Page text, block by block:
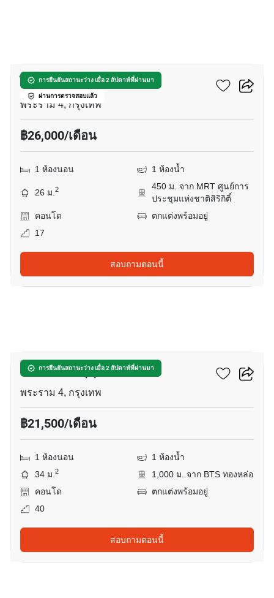
การยืนยันสถานะว่าง เมื่อ 2 สัปดาห์ที่ผ่านมา
ผ่านการตรวจสอบแล้ว
ไลฟ์ พระราม 4 - อโศก
พระราม 4, กรุงเทพ
฿26,000/เดือน
1 ห้องนอน 1 ห้องน้ำ
26 ม.2
450 ม. จาก MRT ศูนย์การ
ประชุมแห่งชาติสิริกิติ์
คอนโด
ตกแต่งพร้อมอยู่
17
สอบถามตอนนี้
การยืนยันสถานะว่าง เมื่อ 2 สัปดาห์ที่ผ่านมา
โอกะ เฮ้าส์ สุขุมวิท 36
พระราม 4, กรุงเทพ
฿21,500/เดือน
1 ห้องนอน
1 ห้องน้ำ
34 ม.2
1,000 ม. จาก BTS ทองหล่อ
คอนโด
ตกแต่งพร้อมอยู่
40
สอบถามตอนนี้